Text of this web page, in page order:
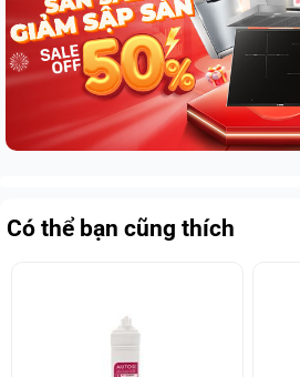
Có thể bạn cũng thích